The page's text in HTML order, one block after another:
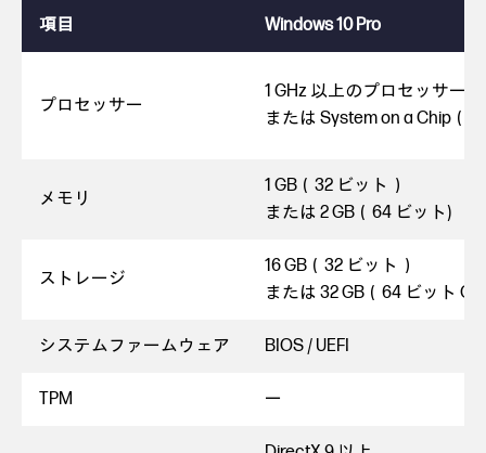
項目 Windows 10 Pro
プロセッサー
1 GHz 以上のプロセッサー
または System on a Chip（
メモリ
1 GB（32 ビット）
または 2 GB（64 ビット)
ストレージ
16 GB（32 ビット）
または 32 GB（64 ビット
システムファームウェア BIOS / UEFI
TPM ー